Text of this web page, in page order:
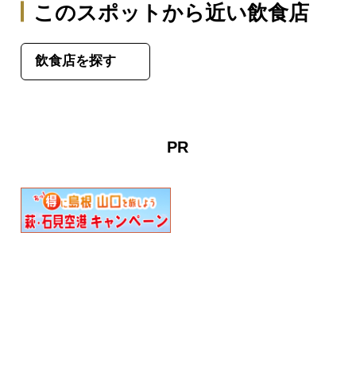
このスポットから近い飲食店
飲食店を探す
PR